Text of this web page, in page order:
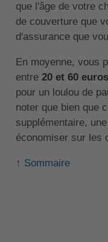
que l'âge de votre
de couverture que
d'assurance que
En moyenne, vous
entre 20 et 60
pour un loulou de
noter que bien que
supplémentaire,
économiser sur les
↑ Sommaire